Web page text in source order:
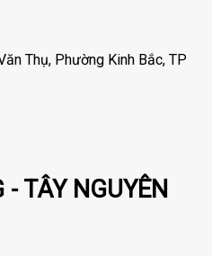
Thụ, Phường Kinh Bắc, TP
TÂY NGUYÊN